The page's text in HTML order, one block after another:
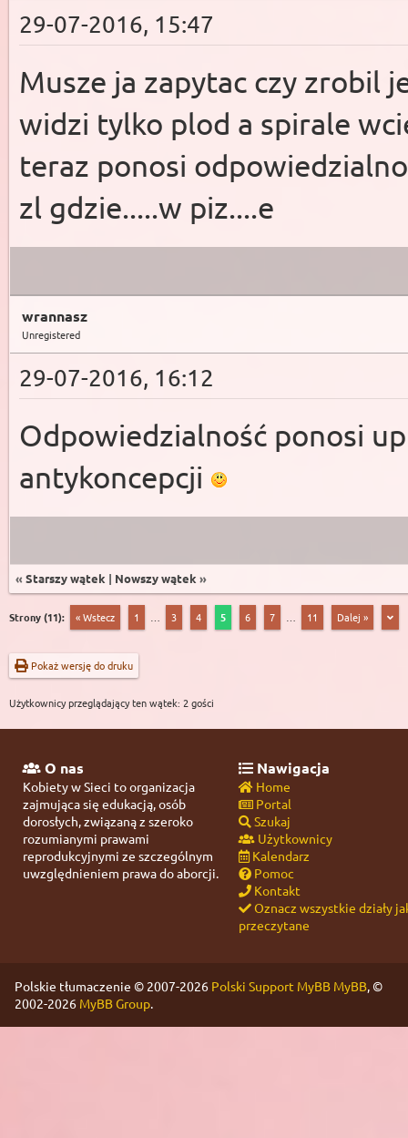
29-07-2016, 15:47
Musze ja zapytac czy zrobil
widzi tylko plod a spirale
teraz ponosi
zl gdzie.....w piz....e
wrannasz
Unregistered
29-07-2016, 16:12
Odpowiedzialność ponosi
antykoncepcji
« Starszy wątek | Nowszy wątek »
Strony (11): « Wstecz 1 3 4 5 6 7 11 Dalej »
Pokaż wersję do druku
Użytkownicy przeglądający ten wątek: 2 gości
O nas
Kobiety w Sieci to organizacja
zajmująca się edukacją, osób
dorosłych, związaną z szeroko
rozumianymi prawami
reprodukcyjnymi ze szczególnym
uwzględnieniem prawa do aborcji.
Nawigacja
Home
Portal
Szukaj
Użytkownicy
Kalendarz
Pomoc
Kontakt
Oznacz wszystkie działy
przeczytane
Polskie tłumaczenie © 2007-2026 Polski Support MyBB MyBB, ©
2002-2026 MyBB Group.